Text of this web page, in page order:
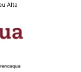
Alta